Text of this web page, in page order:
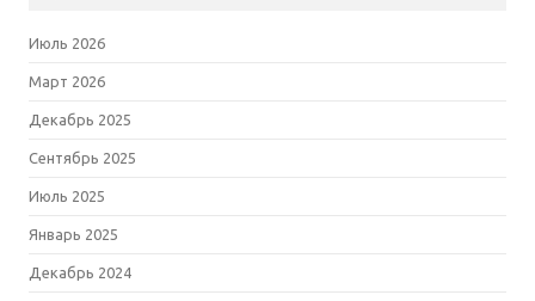
Июль 2026
Март 2026
Декабрь 2025
Сентябрь 2025
Июль 2025
Январь 2025
Декабрь 2024